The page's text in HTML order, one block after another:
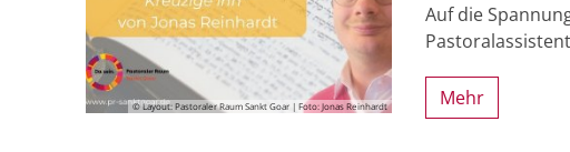
© Layout: Pastoraler Raum Sankt Goar | Foto: Jonas Reinhardt
Auf die
Mehr